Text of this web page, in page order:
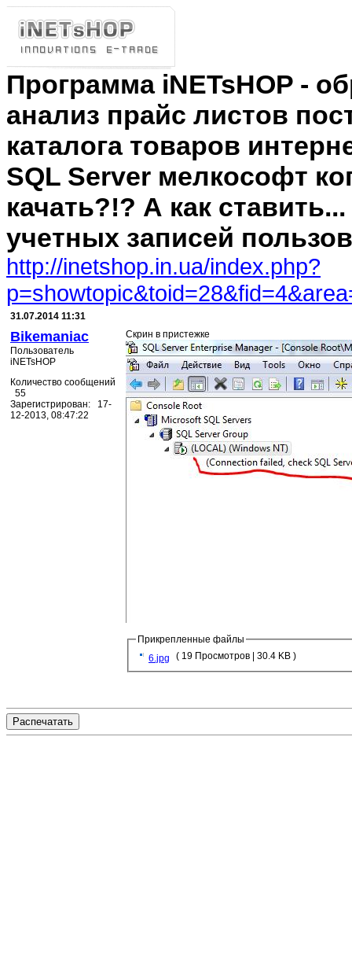
Программа iNETsHOP -
анализ прайс листов
каталога товаров
SQL Server мелкософт
качать?!? А как
учетных записей
http://inetshop.in.ua/index.php?
31.07.2014 11:31
Bikemaniac
Пользователь
iNETsHOP
Количество сообщений
55
Зарегистрирован: 17-
12-2013, 08:47:22
Скрин в пристежке
Прикрепленные файлы
6.jpg
( 19 Просмотров | 30.4 KB )